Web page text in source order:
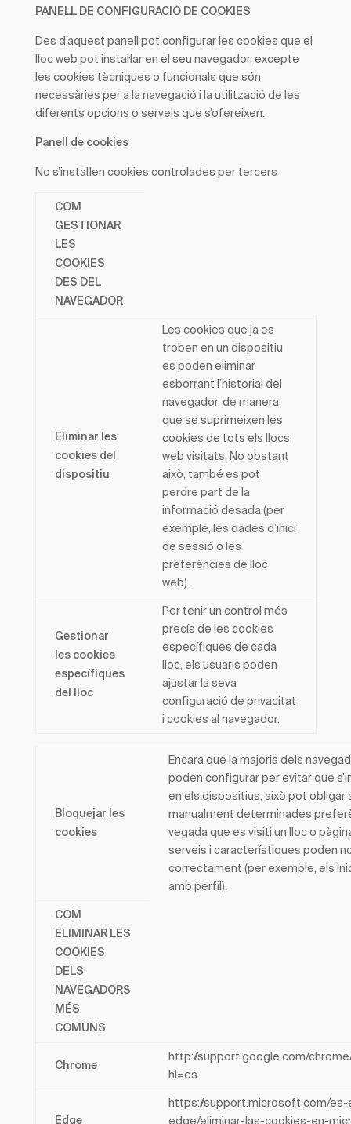
PANELL DE CONFIGURACIÓ DE COOKIES
Des d’aquest panell pot configurar les cookies que el
lloc web pot instal·lar en el seu navegador, excepte
les cookies tècniques o funcionals que són
necessàries per a la navegació i la utilització de les
diferents opcions o serveis que s’ofereixen.
Panell de cookies
No s’instal·len cookies controlades per tercers
COM
GESTIONAR
LES
COOKIES
DES DEL
NAVEGADOR
Eliminar les
cookies del
dispositiu
Les cookies que ja es
troben en un dispositiu
es poden eliminar
esborrant l’historial del
navegador, de manera
que se suprimeixen les
cookies de tots els llocs
web visitats. No obstant
això, també es pot
perdre part de la
informació desada (per
exemple, les dades d’inici
de sessió o les
preferències de lloc
web).
Gestionar
les cookies
específiques
del lloc
Per tenir un control més
precís de les cookies
específiques de cada
lloc, els usuaris poden
ajustar la seva
configuració de privacitat
i cookies al navegador.
Bloquejar les
cookies
Encara que la majoria dels
poden configurar per evitar que
en els dispositius, això pot obligar
manualment determinades
vegada que es visiti un lloc o
serveis i característiques poden
correctament (per exemple, els
amb perfil).
COM
ELIMINAR LES
COOKIES
DELS
NAVEGADORS
MÉS
COMUNS
Chrome
http://support.google.com/
hl=es
Edge
https://support.microsoft.com/
edge/eliminar-las-cookies-en-